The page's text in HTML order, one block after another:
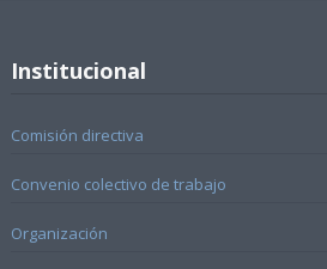
Institucional
Comisión directiva
Convenio colectivo de trabajo
Organización